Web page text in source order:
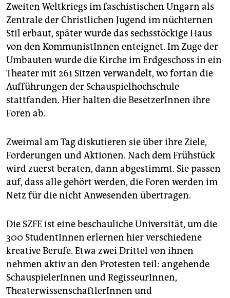
Zweiten Weltkriegs im faschistischen Ungarn als
Zentrale der Christlichen Jugend im nüchternen
Stil erbaut, später wurde das sechsstöckige Haus
von den KommunistInnen enteignet. Im Zuge der
Umbauten wurde die Kirche im Erdgeschoss in ein
Theater mit 261 Sitzen verwandelt, wo fortan die
Aufführungen der Schauspielhochschule
stattfanden. Hier halten die BesetzerInnen ihre
Foren ab.
Zweimal am Tag diskutieren sie über ihre Ziele,
Forderungen und Aktionen. Nach dem Frühstück
wird zuerst beraten, dann abgestimmt. Sie passen
auf, dass alle gehört werden, die Foren werden im
Netz für die nicht Anwesenden übertragen.
Die SZFE ist eine beschauliche Universität, um die
300 StudentInnen erlernen hier verschiedene
kreative Berufe. Etwa zwei Drittel von ihnen
nehmen aktiv an den Protesten teil: angehende
SchauspielerInnen und RegisseurInnen,
TheaterwissenschaftlerInnen und